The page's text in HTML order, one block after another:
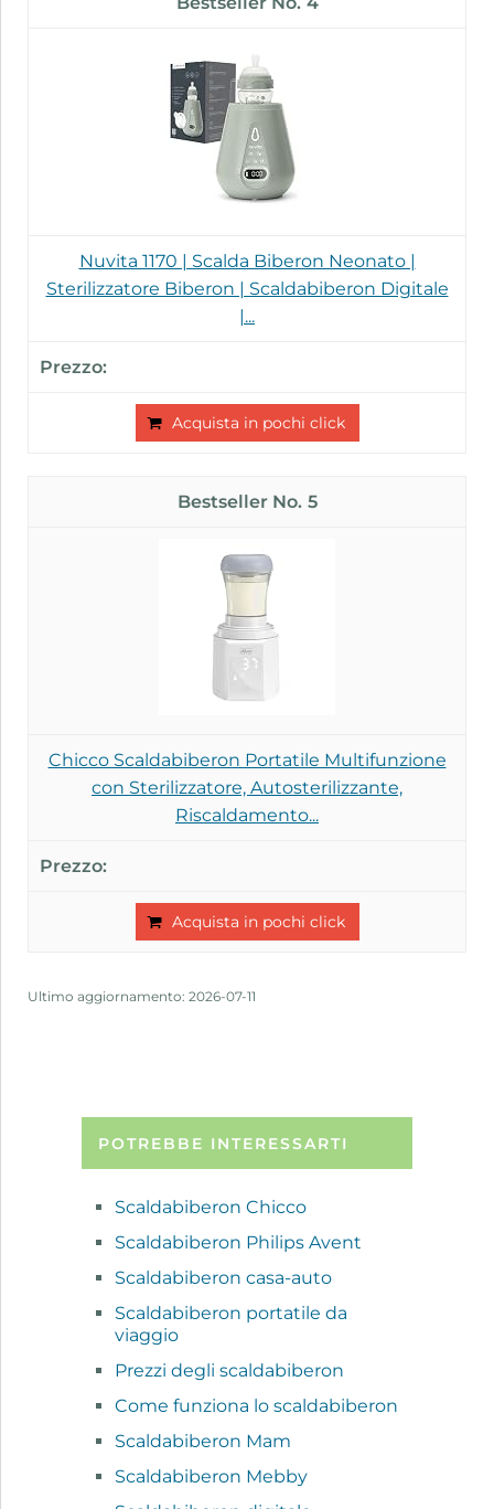
Nuvita 1170 | Scalda Biberon Neonato |
Sterilizzatore Biberon | Scaldabiberon Digitale
|...
Acquista in pochi click
5
Chicco Scaldabiberon Portatile Multifunzione
con Sterilizzatore, Autosterilizzante,
Riscaldamento...
Acquista in pochi click
Ultimo aggiornamento: 2026-07-11
POTREBBE INTERESSARTI
Scaldabiberon Chicco
Scaldabiberon Philips Avent
Scaldabiberon casa-auto
Scaldabiberon portatile da
viaggio
Prezzi degli scaldabiberon
Come funziona lo scaldabiberon
Scaldabiberon Mam
Scaldabiberon Mebby